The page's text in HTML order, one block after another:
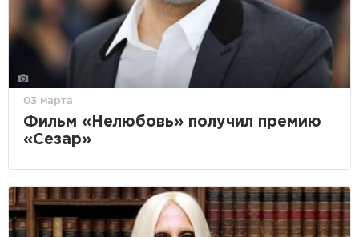
03 марта
Фильм «Нелюбовь» получил премию
«Сезар»